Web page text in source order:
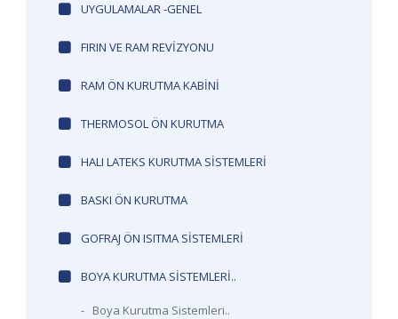
UYGULAMALAR -GENEL
FIRIN VE RAM REVIZYONU
RAM ÖN KURUTMA KABINI
THERMOSOL ÖN KURUTMA
HALI LATEKS KURUTMA SISTEMLERI
BASKI ÖN KURUTMA
GOFRAJ ÖN ISITMA SISTEMLERI
BOYA KURUTMA SISTEMLERI..
- Boya Kurutma Sistemleri..